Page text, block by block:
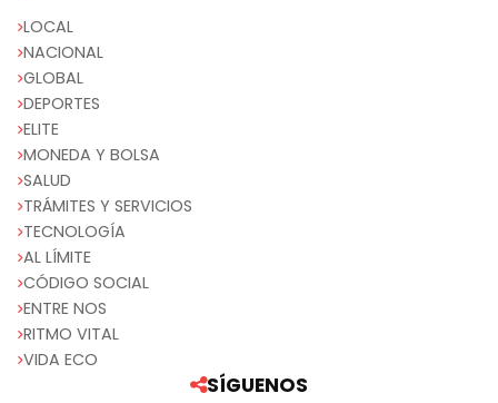
LOCAL
NACIONAL
GLOBAL
DEPORTES
ELITE
MONEDA Y BOLSA
SALUD
TRÁMITES Y SERVICIOS
TECNOLOGÍA
AL LÍMITE
CÓDIGO SOCIAL
ENTRE NOS
RITMO VITAL
VIDA ECO
SÍGUENOS